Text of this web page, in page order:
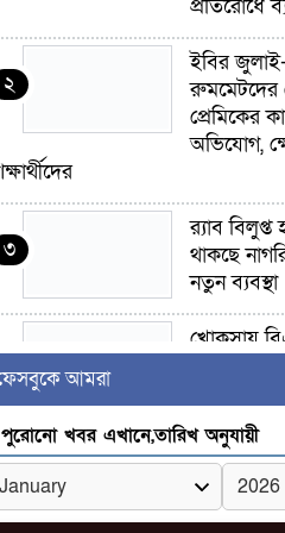
প্রতিরোধে
২
ইবির
রুমমেটদের
প্রেমিকের
অভিযোগ,
৩
র‍্যাব
থাকছে
নতুন ব্যবস্থা
৪
খোকসায়
৫
সাঈদীর
সন্তান’:
আমরা
পুরোনো খবর এখানে,তারিখ অনুযায়ী